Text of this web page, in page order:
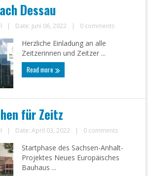
Dessau
| Date: Juni 06, 2022 | 0 comments
Herzliche Einladung an alle
Zeitzerinnen und Zeitzer ...
Read more
für Zeitz
| Date: April 03, 2022 | 0 comments
Startphase des Sachsen-Anhalt-
Projektes Neues Europäisches
Bauhaus ...